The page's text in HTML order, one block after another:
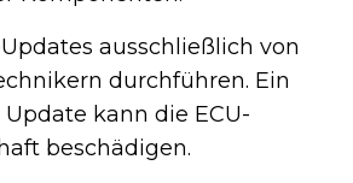
ausschließlich von
durchführen. Ein
kann die ECU-
beschädigen.